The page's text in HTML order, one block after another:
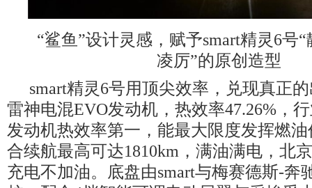
“鲨鱼”设计灵感，赋予smart精灵6号
凌厉”的原创造型
smart精灵6号用顶尖效率，兑现真正
雷神电混EVO发动机，热效率47.26%，
发动机热效率第一，能最大限度发挥燃
合续航最高可达1810km，满油满电，北
充电不加油。底盘由smart与梅赛德斯-奔